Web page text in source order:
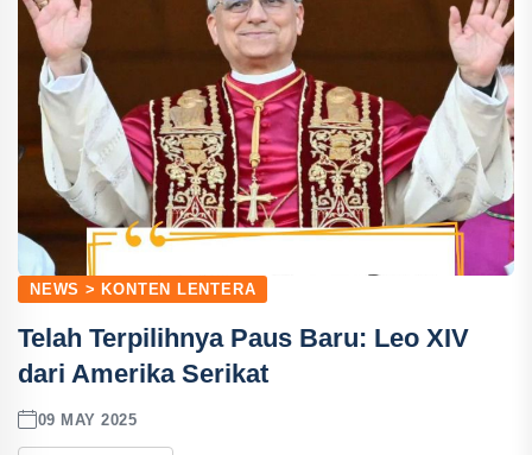
NEWS > KONTEN LENTERA
Telah Terpilihnya Paus Baru: Leo XIV
dari Amerika Serikat
09 MAY 2025